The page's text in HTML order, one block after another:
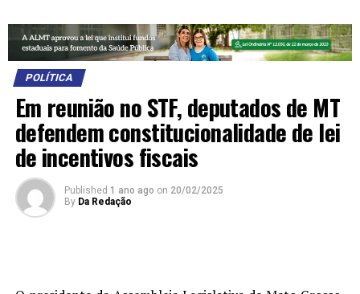
POLÍTICA
Em reunião no STF, deputados de MT
defendem constitucionalidade de lei
de incentivos fiscais
Published 1 ano ago on 20/02/2025
By Da Redação